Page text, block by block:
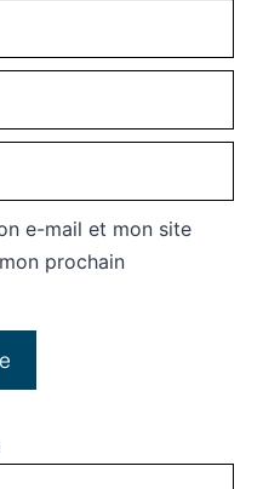
e-mail et mon site
prochain